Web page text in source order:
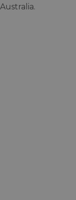
Australia.